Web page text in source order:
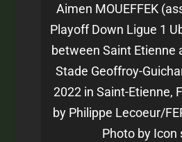
Aimen MOUEFFEK
Playoff Down Ligue 1
between Saint Etienne
Stade Geoffroy-
2022 in Saint-Etienne,
by Philippe Lecoeur/
Photo by Icon